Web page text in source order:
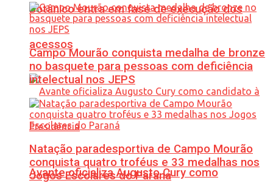
Botânico entra em fase de execução dos
acessos
Avante oficializa Augusto Cury como
Campo Mourão conquista medalha de bronze
no basquete para pessoas com deficiência
intelectual nos JEPS
Natação paradesportiva de Campo Mourão
conquista quatro troféus e 33 medalhas nos
Jogos Escolares do Paraná